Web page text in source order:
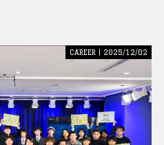
CAREER | 2025/12/02